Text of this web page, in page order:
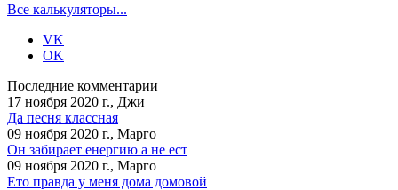
Все калькуляторы...
VK
OK
Последние комментарии
17 ноября 2020 г., Джи
Да песня классная
09 ноября 2020 г., Марго
Он забирает енергию а не ест
09 ноября 2020 г., Марго
Ето правда у меня дома домовой